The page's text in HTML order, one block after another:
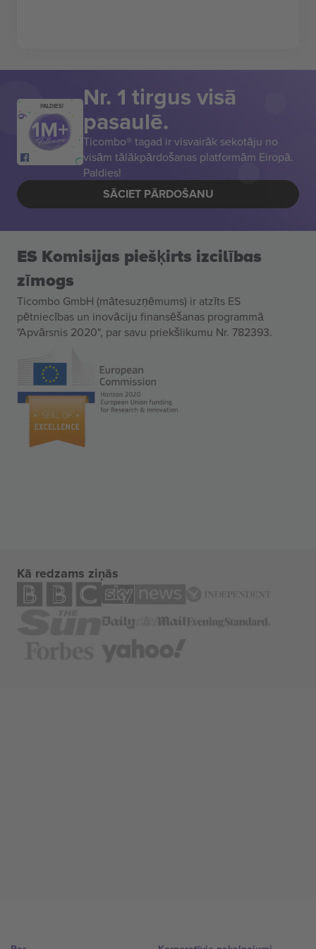
PALDIES! Nr. 1 tirgus visā
pasaulē.
Ticombo® tagad ir visvairāk sekotāju no
visām tālākpārdošanas platformām Eiropā.
Paldies!
SĀCIET PĀRDOŠANU
ES Komisijas piešķirts izcilības
zīmogs
Ticombo GmbH (mātesuzņēmums) ir atzīts ES
pētniecības un inovāciju finansēšanas programmā
"Apvārsnis 2020", par savu priekšlikumu Nr. 782393.
Kā redzams ziņās